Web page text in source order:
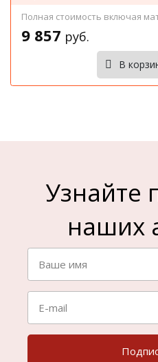
Полная стоимость включая
9 857 руб.
В
Узнайте
наших